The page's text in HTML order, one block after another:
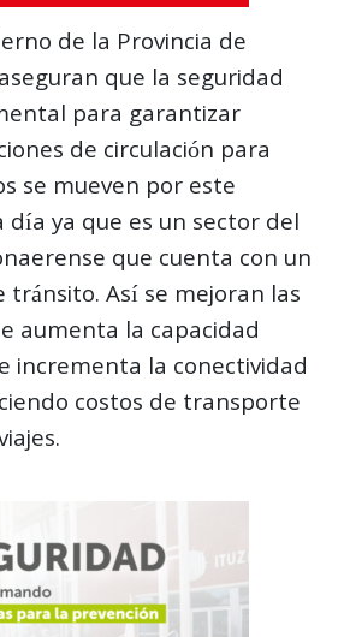
de la Provincia de
que la seguridad
para garantizar
de circulación para
se mueven por este
ya que es un sector del
que cuenta con un
tránsito. Así se mejoran las
aumenta la capacidad
incrementa la conectividad
costos de transporte